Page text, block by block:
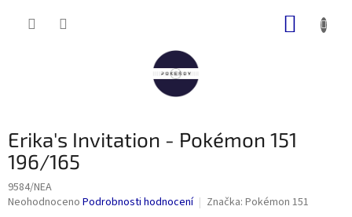
Erika's Invitation - Pokémon 151
196/165
9584/NEA
Průměrné
Neohodnoceno Podrobnosti hodnocení Značka: Pokémon 151